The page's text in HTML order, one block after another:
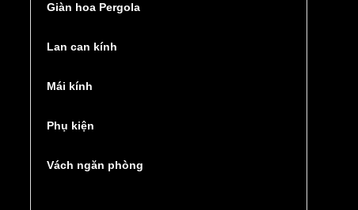
Giàn hoa Pergola
Lan can kính
Mái kính
Phụ kiện
Vách ngăn phòng